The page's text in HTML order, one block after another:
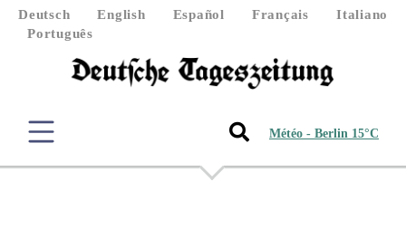
Deutsch English Español Français
Italiano
Português
Météo - Berlin 15°C